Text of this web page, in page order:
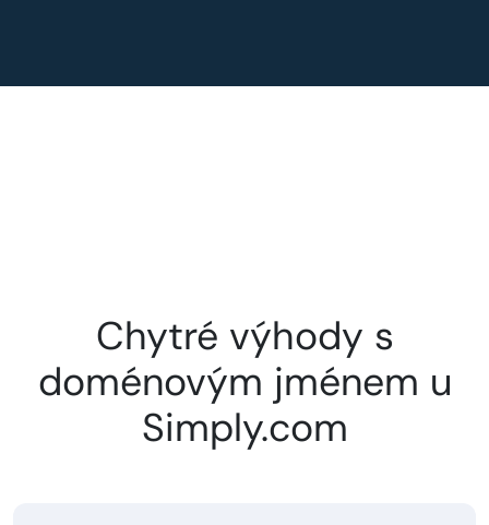
Chytré výhody s
doménovým jménem u
Simply.com